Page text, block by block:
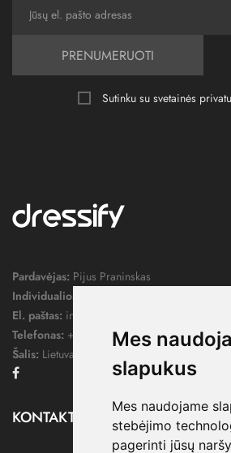
Mes
slapukus
Mes naudojame
stebėjimo
pagerinti jūsų
PRENUMERUOTI
Sutinku su svetainės
Pardavėjas: Pijus Praninskas
Individualios veiklos pažymos nr.:
El. paštas: info@dressify.lt
Telefonas: +370 676 78578
Šalis: Lietuva
KONTAKTAI